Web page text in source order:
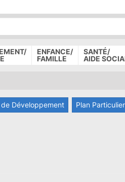
ENFANCE/
FAMILLE
SANTÉ/
AIDE
de Développement Plan